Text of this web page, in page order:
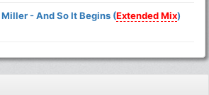
Miller - And So It Begins (Extended Mix)